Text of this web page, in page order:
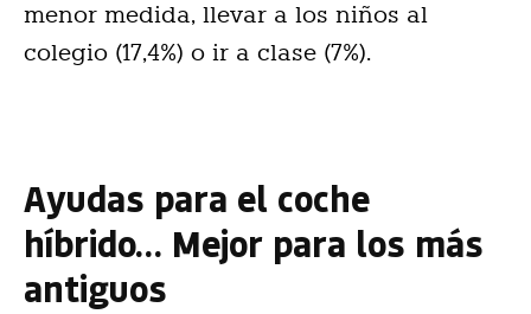
menor medida, llevar a los niños al
colegio (17,4%) o ir a clase (7%).
Ayudas para el coche
híbrido… Mejor para los más
antiguos